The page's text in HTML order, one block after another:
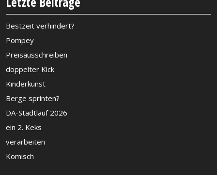
Bestzeit verhindert?
Pompey
Preisausschreiben
doppelter Kick
Kinderkunst
Berge sprinten?
DA-Stadtlauf 2026
ein 2. Keks
verarbeiten
Komisch